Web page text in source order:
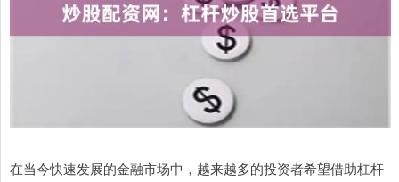
在当今快速发展的金融市场中，越来越多的投资者希望借助杠杆